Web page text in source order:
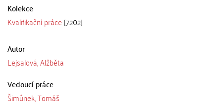
Kolekce
Kvalifikační práce [7202]
Autor
Lejsalová, Alžběta
Vedoucí práce
Šimůnek, Tomáš